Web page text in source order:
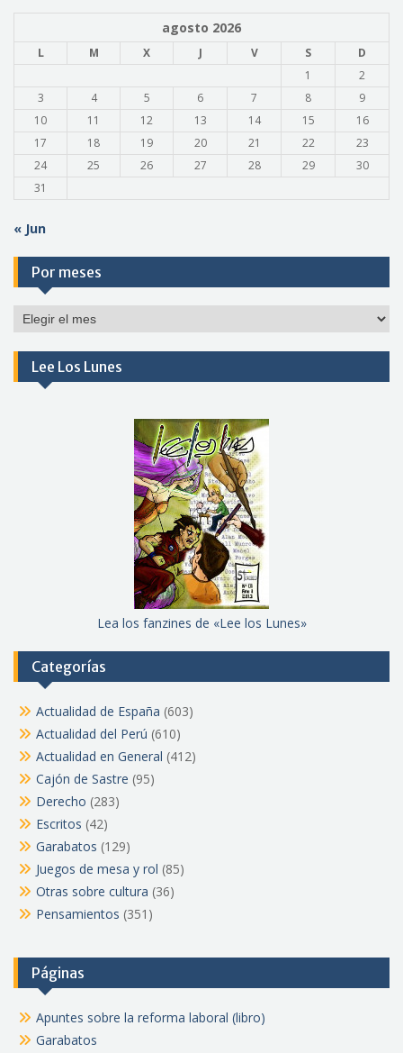
agosto 2026
L M X J V S
D
1
2
3
4 5 6 7 8
9
10
11 12 13 14 15
16
17
18 19 20 21 22
23
24
25 26 27 28 29
30
31
« Jun
Por meses
Por
Lee Los Lunes
Lea los fanzines de «Lee los Lunes»
Categorías
Actualidad de España (603)
Actualidad del Perú (610)
Actualidad en General (412)
Cajón de Sastre (95)
Derecho (283)
Escritos (42)
Garabatos (129)
Juegos de mesa y rol (85)
Otras sobre cultura (36)
Pensamientos (351)
Páginas
Apuntes sobre la reforma laboral (libro)
Garabatos